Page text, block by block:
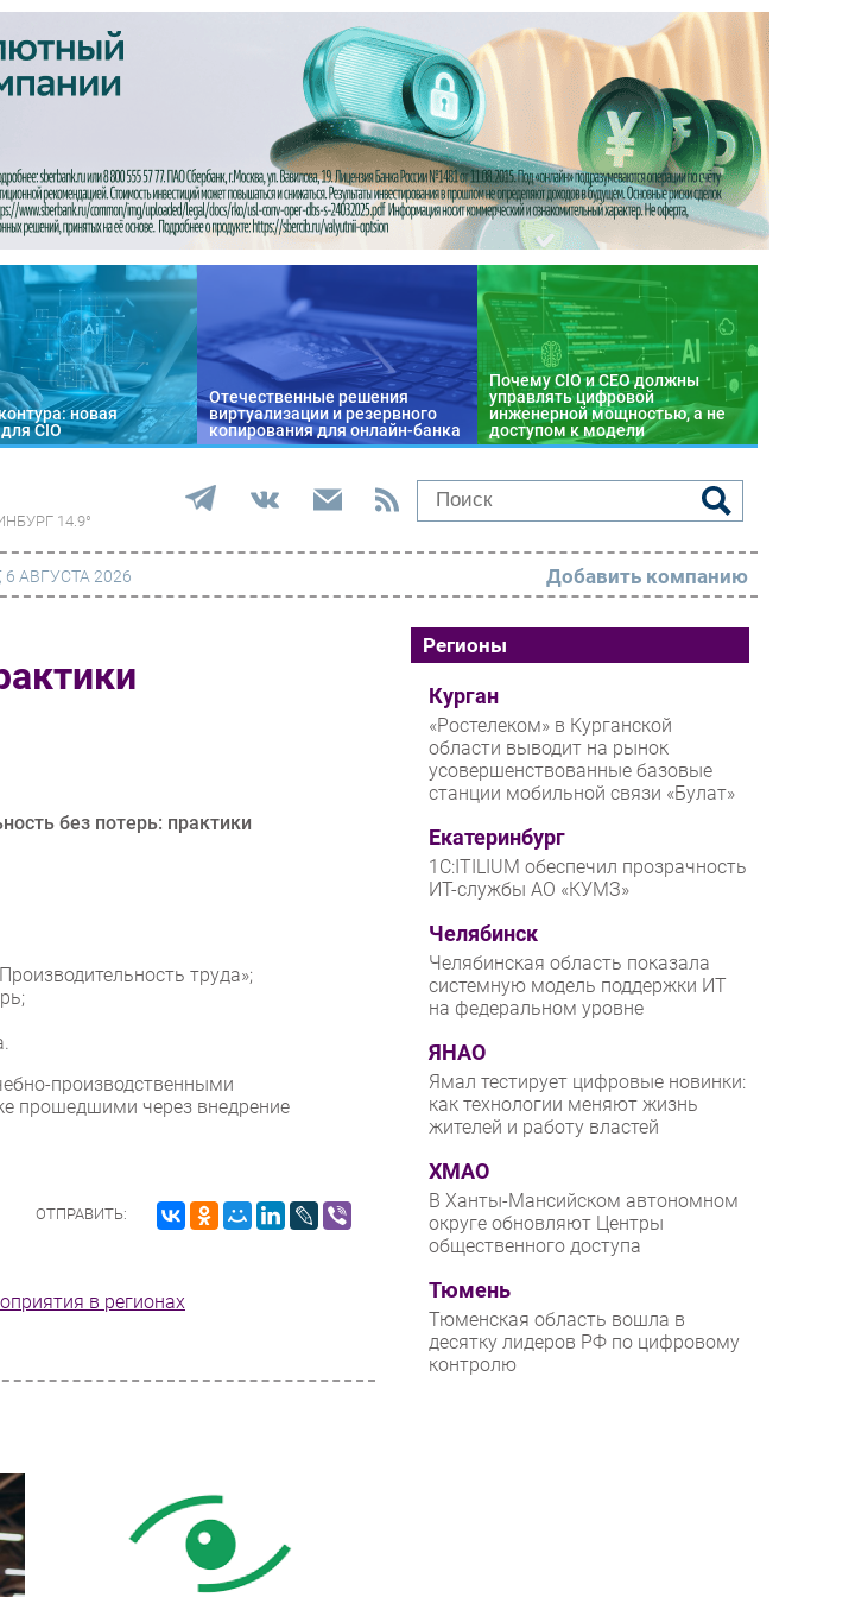
новая
CIO
Отечественные решения
виртуализации и резервного
копирования для онлайн-банка
Почему CIO и CEO должны
управлять цифровой
инженерной мощностью, а не
доступом к модели
14.9°
РАЗДЕЛЫ
Новости
Аналитика
Интервью
Проекты
IT класс
Тестовый стенд
Каталог компаний
6 АВГУСТА 2026 Добавить компанию
без потерь: практики
труда»;
производственными
прошедшими через внедрение
ОТПРАВИТЬ:
в регионах
Регионы
Курган
«Ростелеком» в Курганской
области выводит на рынок
усовершенствованные базовые
станции мобильной связи «Булат»
Екатеринбург
1С:ITILIUM обеспечил прозрачность
ИТ-службы АО «КУМЗ»
Челябинск
Челябинская область показала
системную модель поддержки ИТ
на федеральном уровне
ЯНАО
Ямал тестирует цифровые новинки:
как технологии меняют жизнь
жителей и работу властей
ХМАО
В Ханты-Мансийском автономном
округе обновляют Центры
общественного доступа
Тюмень
Тюменская область вошла в
десятку лидеров РФ по цифровому
контролю